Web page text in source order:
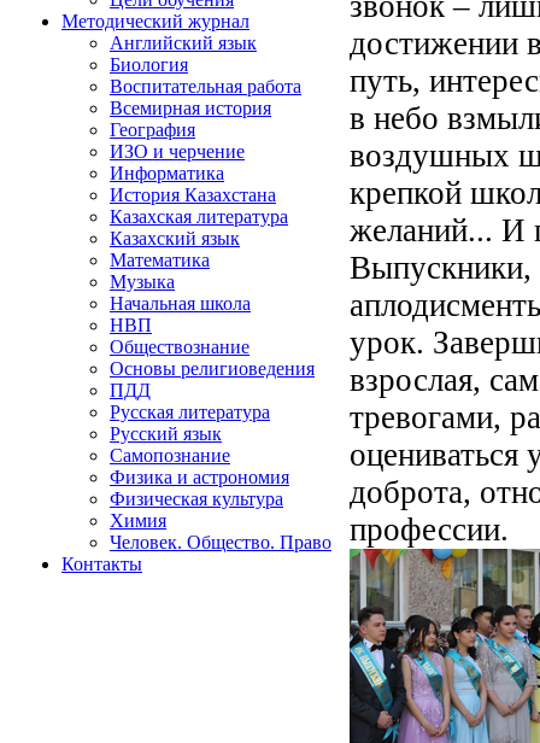
Методический журнал
Английский язык
Биология
Воспитательная работа
Всемирная история
География
ИЗО и черчение
Информатика
История Казахстана
Казахская литература
Казахский язык
Математика
Музыка
Начальная школа
НВП
Обществознание
Основы религиоведения
ПДД
Русская литература
Русский язык
Самопознание
Физика и астрономия
Физическая культура
Химия
Человек. Общество. Право
Контакты
достижении
путь,
в небо
воздушных
крепкой
желаний... И
Выпускники,
урок.
взрослая,
тревогами,
оцениваться
доброта,
профессии.